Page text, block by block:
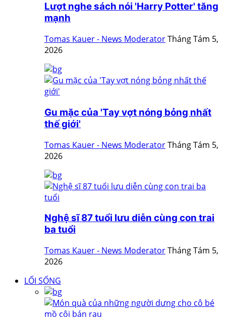
Lượt nghe sách nói 'Harry Potter' tăng
mạnh
Tomas Kauer - News ModeratorTháng Tám 5,
2026
Gu mặc của 'Tay vợt nóng bỏng nhất
thế giới'
Tomas Kauer - News ModeratorTháng Tám 5,
2026
Nghệ sĩ 87 tuổi lưu diễn cùng con trai
ba tuổi
Tomas Kauer - News ModeratorTháng Tám 5,
2026
LỐI SỐNG